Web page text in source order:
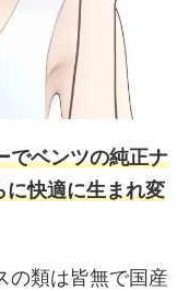
でベンツの純正ナ
快適に生まれ変
の類は皆無で国産